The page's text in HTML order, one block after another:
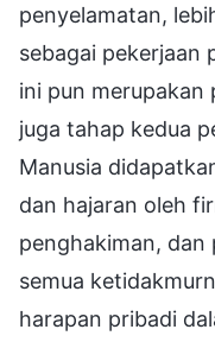
penyelamatan,
sebagai pekerjaan
ini pun merupakan
juga tahap kedua
Manusia
dan hajaran oleh
penghakiman, dan
semua
harapan pribadi